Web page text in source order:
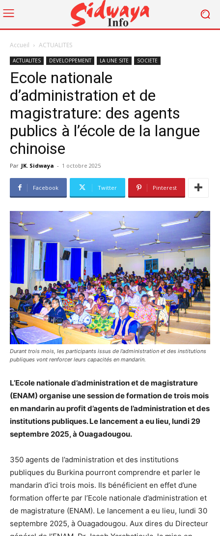
Accueil ACTUALITES
ACTUALITES DEVELOPPEMENT LA UNE SITE SOCIETE
Ecole nationale
d’administration et de
magistrature: des agents
publics à l’école de la langue
chinoise
Par JK. Sidwaya - 1 octobre 2025
Facebook Twitter Pinterest
Durant trois mois, les participants issus de l’administration et des institutions
publiques vont renforcer leurs capacités en mandarin.
L’Ecole nationale d’administration et de magistrature
(ENAM) organise une session de formation de trois mois
en mandarin au profit d’agents de l’administration et des
institutions publiques. Le lancement a eu lieu, lundi 29
septembre 2025, à Ouagadougou.
350 agents de l’administration et des institutions
publiques du Burkina pourront comprendre et parler le
mandarin d’ici trois mois. Ils bénéficient en effet d’une
formation offerte par l’Ecole nationale d’administration et
de magistrature (ENAM). Le lancement a eu lieu, lundi 30
septembre 2025, à Ouagadougou. Aux dires du Directeur